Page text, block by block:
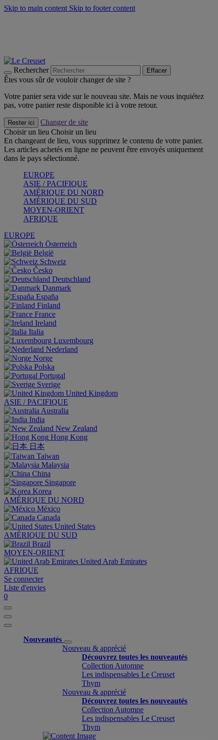
Skip to main content Skip to footer content
Rechercher Effacer
Êtes vous sûr de vouloir changer de site ?
Votre panier sera vide sur le nouveau site. Mais ne vous inquiétez
pas, votre panier reste disponible ici à votre retour.
Rester ici
Changer de site
Choisir un lieu Choisir un lieu
En changeant de lieu, vous supprimez le contenu de votre panier.
Les articles achetés en ligne ne peuvent être envoyés uniquement
dans le pays sélectionné.
EUROPE
ASIE / PACIFIQUE
AMÉRIQUE DU NORD
AMÉRIQUE DU SUD
MOYEN-ORIENT
AFRIQUE
EUROPE
Österreich
België
Schweiz
Česko
Deutschland
Danmark
España
Finland
France
Ireland
Italia
Luxembourg
Nederland
Norge
Polska
Portugal
Sverige
United Kingdom
ASIE / PACIFIQUE
Australia
India
New Zealand
Hong Kong
日本
Taiwan
Malaysia
China
Singapore
Korea
AMÉRIQUE DU NORD
México
Canada
United States
AMÉRIQUE DU SUD
Brazil
MOYEN-ORIENT
United Arab Emirates
AFRIQUE
Se connecter
Liste d'envies
0
Nouveautés
Nouveau & apprécié
Découvrez toutes les nouveautés
Collection Automne
Les indispensables Le Creuset
Thym
Nouveau & apprécié
Découvrez toutes les nouveautés
Collection Automne
Les indispensables Le Creuset
Thym